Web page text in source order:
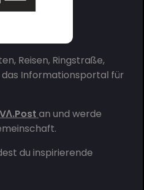
Reisen, Ringstraße,
das Informationsportal für
an und werde
.
du inspirierende